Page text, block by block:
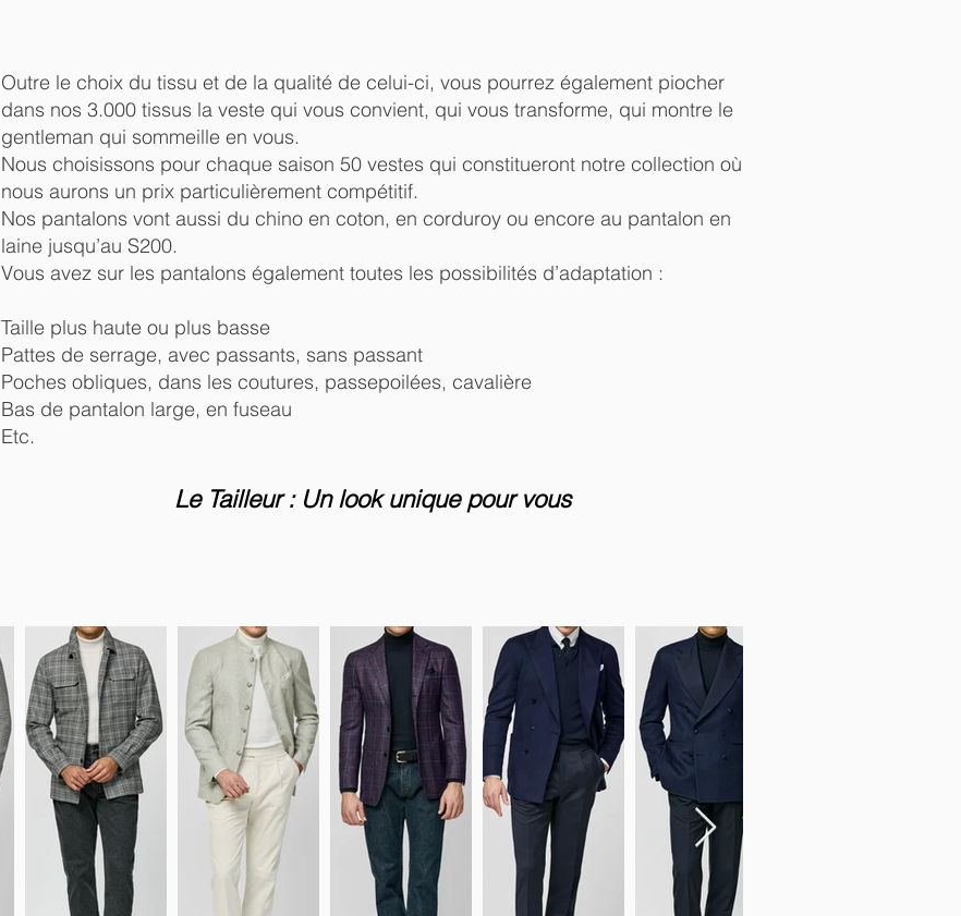
Outre le choix du tissu et de la qualité de celui-ci, vous pourrez également piocher
dans nos 3.000 tissus la veste qui vous convient, qui vous transforme, qui montre le
gentleman qui sommeille en vous.
Nous choisissons pour chaque saison 50 vestes qui constitueront notre collection où
nous aurons un prix particulièrement compétitif.
Nos pantalons vont aussi du chino en coton, en corduroy ou encore au pantalon en
laine jusqu’au S200.
Vous avez sur les pantalons également toutes les possibilités d’adaptation :
Taille plus haute ou plus basse
Pattes de serrage, avec passants, sans passant
Poches obliques, dans les coutures, passepoilées, cavalière
Bas de pantalon large, en fuseau
Etc.
Le Tailleur : Un look unique pour vous